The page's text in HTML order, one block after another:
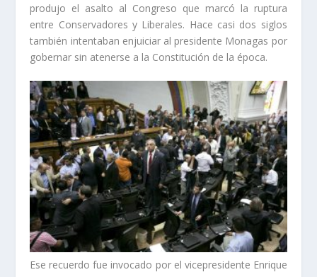
produjo el asalto al Congreso que marcó la ruptura
entre Conservadores y Liberales. Hace casi dos siglos
también intentaban enjuiciar al presidente Monagas por
gobernar sin atenerse a la Constitución de la época.
Ese recuerdo fue invocado por el vicepresidente Enrique